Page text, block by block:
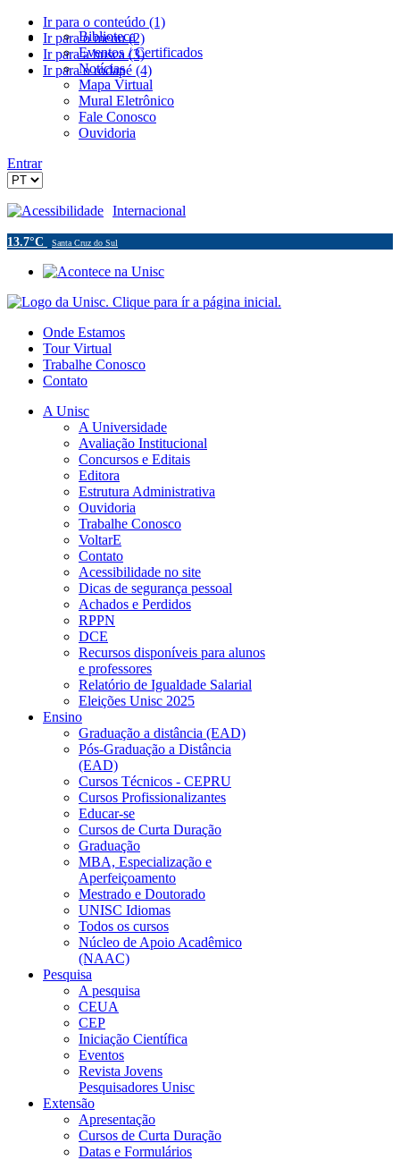
Ir para o conteúdo (1)
Ir para o menu (2)
Ir para a busca (3)
Ir para o rodapé (4)
Biblioteca
Eventos / Certificados
Notícias
Mapa Virtual
Mural Eletrônico
Fale Conosco
Ouvidoria
Entrar
Acessibilidade Internacional
13.7°C Santa Cruz do Sul
Onde Estamos
Tour Virtual
Trabalhe Conosco
Contato
A Unisc
A Universidade
Avaliação Institucional
Concursos e Editais
Editora
Estrutura Administrativa
Ouvidoria
Trabalhe Conosco
VoltarE
Contato
Acessibilidade no site
Dicas de segurança pessoal
Achados e Perdidos
RPPN
DCE
Recursos disponíveis para alunos
e professores
Relatório de Igualdade Salarial
Eleições Unisc 2025
Ensino
Graduação a distância (EAD)
Pós-Graduação a Distância
(EAD)
Cursos Técnicos - CEPRU
Cursos Profissionalizantes
Educar-se
Cursos de Curta Duração
Graduação
MBA, Especialização e
Aperfeiçoamento
Mestrado e Doutorado
UNISC Idiomas
Todos os cursos
Núcleo de Apoio Acadêmico
(NAAC)
Pesquisa
A pesquisa
CEUA
CEP
Iniciação Científica
Eventos
Revista Jovens
Pesquisadores Unisc
Extensão
Apresentação
Cursos de Curta Duração
Datas e Formulários